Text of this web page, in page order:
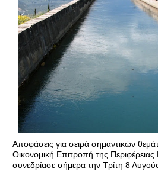
Αποφάσεις για σειρά σημαντικών
Οικονομική Επιτροπή της
συνεδρίασε σήμερα την Τρίτη 8